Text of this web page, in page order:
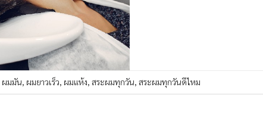
ผมมัน, ผมยาวเร็ว, ผมแห้ง, สระผมทุกวัน, สระผมทุกวันดีไหม